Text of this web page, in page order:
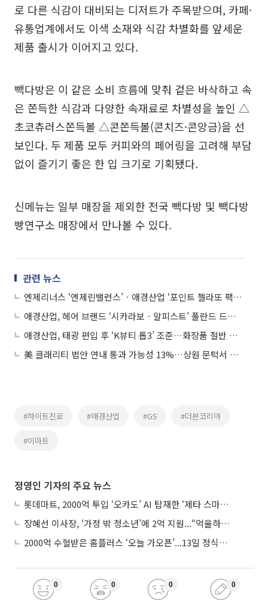
로 다른 식감이 대비되는 디저트가 주목받으며, 카페·
유통업계에서도 이색 소재와 식감 차별화를 앞세운
제품 출시가 이어지고 있다.
빽다방은 이 같은 소비 흐름에 맞춰 겉은 바삭하고 속
은 쫀득한 식감과 다양한 속재료로 차별성을 높인 △
초코츄러스쫀득볼 △콘쫀득볼(콘치즈·콘앙금)을 선
보인다. 두 제품 모두 커피와의 페어링을 고려해 부담
없이 즐기기 좋은 한 입 크기로 기획됐다.
신메뉴는 일부 매장을 제외한 전국 빽다방 및 빽다방
빵연구소 매장에서 만나볼 수 있다.
관련 뉴스
엔제리너스 ‘엔제린밸런스’ㆍ애경산업 ‘포인트 젤라또 팩 클렌저’ 외
애경산업, 헤어 브랜드 ‘시카라보ㆍ알피스트’ 폴란드 드럭스토어 입점
애경산업, 태광 편입 후 ‘K뷰티 톱3’ 조준…화장품 절반 매출에 사활
美 클래리티 법안 연내 통과 가능성 13%…상원 문턱서 제동
#하이트진로 #애경산업 #GS #더본코리아
#이마트
정영인 기자의 주요 뉴스
롯데마트, 2000억 투입 ‘오카도’ AI 탑재한 ‘제타 스마트센터’...온라인 장보기 판 바꾼다
장혜선 이사장, ‘가정 밖 청소년’에 2억 지원...“억울하고 아파도 단단해지길”
2000억 수혈받은 홈플러스 ‘오늘 가오픈’...13일 정식 개장 시험대
0 0 0 0